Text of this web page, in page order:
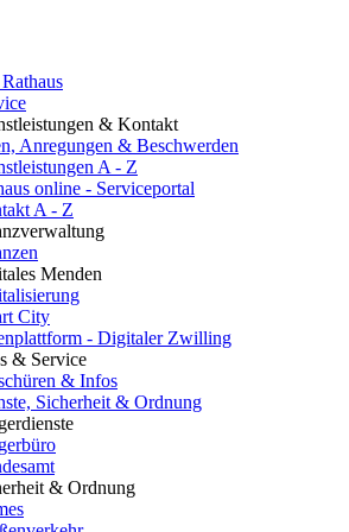
& Kontakt
Anregungen & Beschwerden
A - Z
online - Serviceportal
A - Z
Menden
City
- Digitaler Zwilling
& Service
& Infos
Sicherheit & Ordnung
& Ordnung